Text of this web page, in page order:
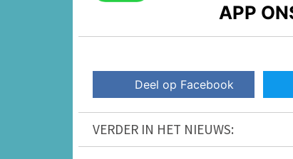
APP
Deel op Facebook
VERDER IN HET NIEUWS: